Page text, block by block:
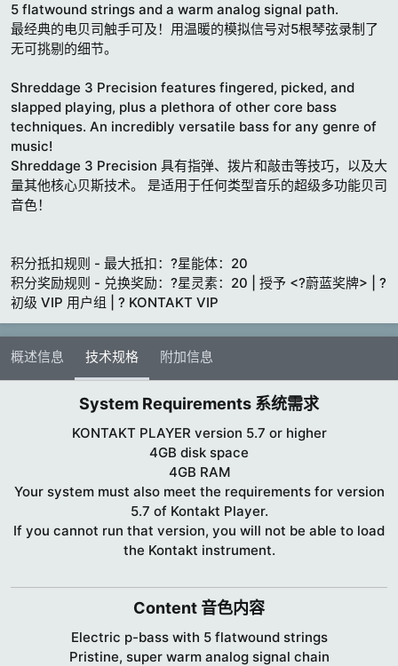
5 flatwound strings and a warm analog signal path.
最经典的电贝司触手可及！用温暖的模拟信号对5根琴弦录制了
无可挑剔的细节。
Shreddage 3 Precision features fingered, picked, and
slapped playing, plus a plethora of other core bass
techniques. An incredibly versatile bass for any genre of
music!
Shreddage 3 Precision 具有指弹、拨片和敲击等技巧，以及大
量其他核心贝斯技术。 是适用于任何类型音乐的超级多功能贝司
音色！
积分抵扣规则 - 最大抵扣：?星能体：20
积分奖励规则 - 兑换奖励：?星灵素：20 | 授予 <?蔚蓝奖牌> | ?
初级 VIP 用户组 | ? KONTAKT VIP
概述信息 技术规格 附加信息
System Requirements 系统需求​
KONTAKT PLAYER version 5.7 or higher
4GB disk space
4GB RAM
Your system must also meet the requirements for version
5.7 of Kontakt Player.
If you cannot run that version, you will not be able to load
the Kontakt instrument.
Content 音色内容​
Electric p-bass with 5 flatwound strings
Pristine, super warm analog signal chain